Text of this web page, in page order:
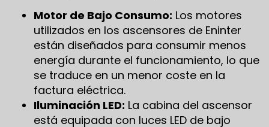
Motor de Bajo Consumo: Los motores
utilizados en los ascensores de Eninter
están diseñados para consumir menos
energía durante el funcionamiento, lo que
se traduce en un menor coste en la
factura eléctrica.
Iluminación LED: La cabina del ascensor
está equipada con luces LED de bajo